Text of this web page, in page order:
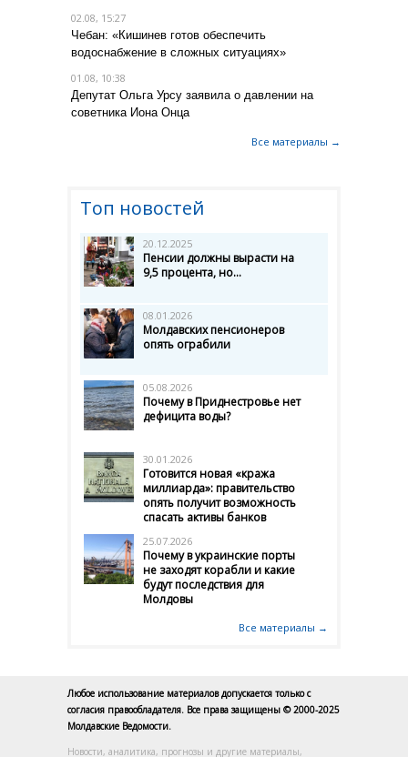
02.08, 15:27
Чебан: «Кишинев готов обеспечить
водоснабжение в сложных ситуациях»
01.08, 10:38
Депутат Ольга Урсу заявила о давлении на
советника Иона Онца
Все материалы →
Топ новостей
20.12.2025
Пенсии должны вырасти на
9,5 процента, но...
08.01.2026
Молдавских пенсионеров
опять ограбили
05.08.2026
Почему в Приднестровье нет
дефицита воды?
30.01.2026
Готовится новая «кража
миллиарда»: правительство
опять получит возможность
спасать активы банков
25.07.2026
Почему в украинские порты
не заходят корабли и какие
будут последствия для
Молдовы
Все материалы →
Любое использование материалов допускается только с
согласия правообладателя. Все права защищены © 2000-2025
Молдавские Ведомости.
Новости, аналитика, прогнозы и другие материалы,